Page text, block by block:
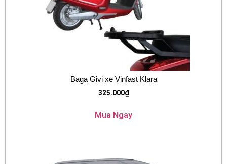
Baga Givi xe Vinfast Klara
325.000₫
Mua Ngay